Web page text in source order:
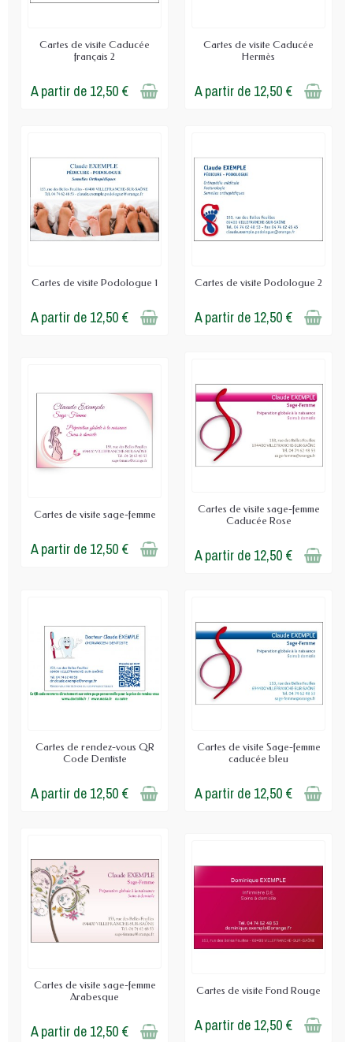
Cartes de visite Caducée
français 2
A partir de 12,50 €
Cartes de visite Caducée
Hermès
A partir de 12,50 €
Cartes de visite Podologue 1
A partir de 12,50 €
Cartes de visite Podologue 2
A partir de 12,50 €
Cartes de visite sage-femme
A partir de 12,50 €
Cartes de visite sage-femme
Caducée Rose
A partir de 12,50 €
Cartes de rendez-vous QR
Code Dentiste
A partir de 12,50 €
Cartes de visite Sage-femme
caducée bleu
A partir de 12,50 €
Cartes de visite sage-femme
Arabesque
A partir de 12,50 €
Cartes de visite Fond Rouge
A partir de 12,50 €